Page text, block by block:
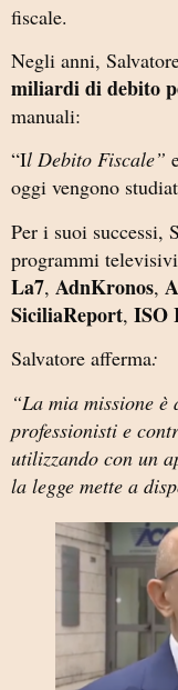
fiscale.
Negli anni,
miliardi di debito
manuali:
“Il Debito Fiscale”
oggi vengono
Per i suoi successi,
programmi
La7, AdnKronos,
SiciliaReport, ISO
Salvatore afferma:
“La mia missione è
professionisti e
utilizzando con un
la legge mette a